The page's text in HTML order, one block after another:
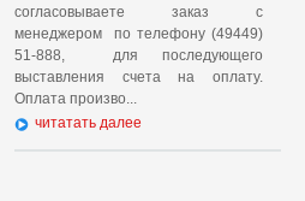
согласовываете заказ с
менеджером по телефону (49449)
51-888, для последующего
выставления счета на оплату.
Оплата произво...
читатать далее